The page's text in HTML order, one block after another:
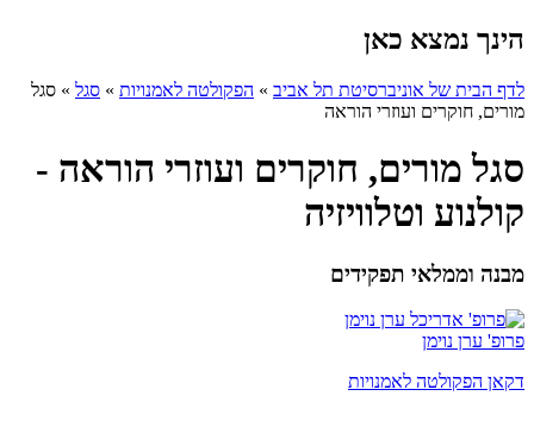
הינך נמצא כאן
לדף הבית של אוניברסיטת תל אביב » הפקולטה לאמנויות » סגל » סגל
מורים, חוקרים ועוזרי הוראה
סגל מורים, חוקרים ועוזרי הוראה -
קולנוע וטלוויזיה
מבנה וממלאי תפקידים
פרופ' ערן נוימן
דקאן הפקולטה לאמנויות